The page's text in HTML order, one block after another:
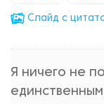
Cлайд с
Я ничего не